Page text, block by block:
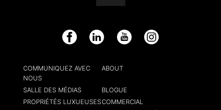
Facebook LinkedIn YouTube Instagram
COMMUNIQUEZ AVEC
NOUS
ABOUT
SALLE DES MÉDIAS
BLOGUE
PROPRIÉTÉS LUXUEUSESCOMMERCIAL